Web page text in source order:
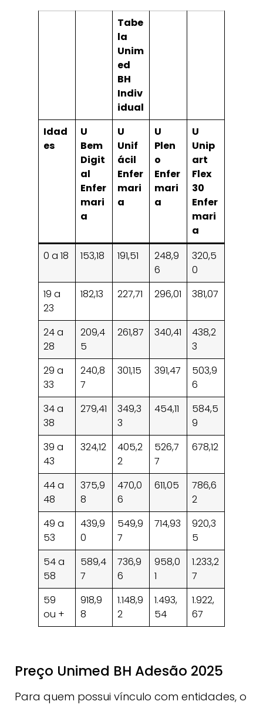
Tabe
la
Unim
ed
BH
Indiv
idual
Idad
es
U
Bem
Digit
al
Enfer
mari
a
U
Unif
ácil
Enfer
mari
a
U
Plen
o
Enfer
mari
a
U
Unip
art
Flex
30
Enfer
mari
a
0 a 18
153,18 191,51
248,9
6
320,5
0
19 a
23
182,13 227,71 296,01 381,07
24 a
28
209,4
5
261,87 340,41
438,2
3
29 a
33
240,8
7
301,15 391,47
503,9
6
34 a
38
279,41
349,3
3
454,11
584,5
9
39 a
43
324,12
405,2
2
526,7
7
678,12
44 a
48
375,9
8
470,0
6
611,05
786,6
2
49 a
53
439,9
0
549,9
7
714,93
920,3
5
54 a
58
589,4
7
736,9
6
958,0
1
1.233,2
7
59
ou +
918,9
8
1.148,9
2
1.493,
54
1.922,
67
Preço Unimed BH Adesão 2025
Para quem possui vínculo com entidades, o